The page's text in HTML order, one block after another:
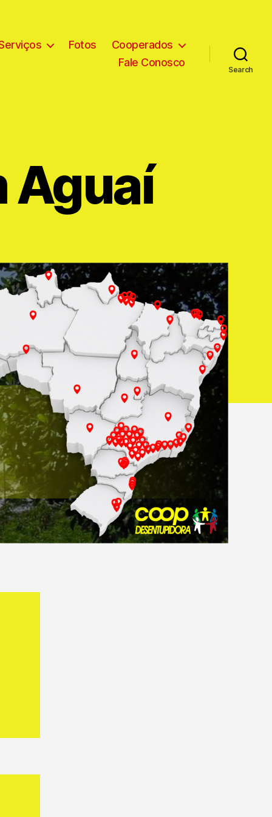
Fotos
Cooperados
Fale Conosco
Search
Aguaí